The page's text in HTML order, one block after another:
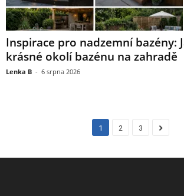
Inspirace pro nadzemní bazény:
krásné okolí bazénu na zahradě
Lenka B - 6 srpna 2026
1 2 3